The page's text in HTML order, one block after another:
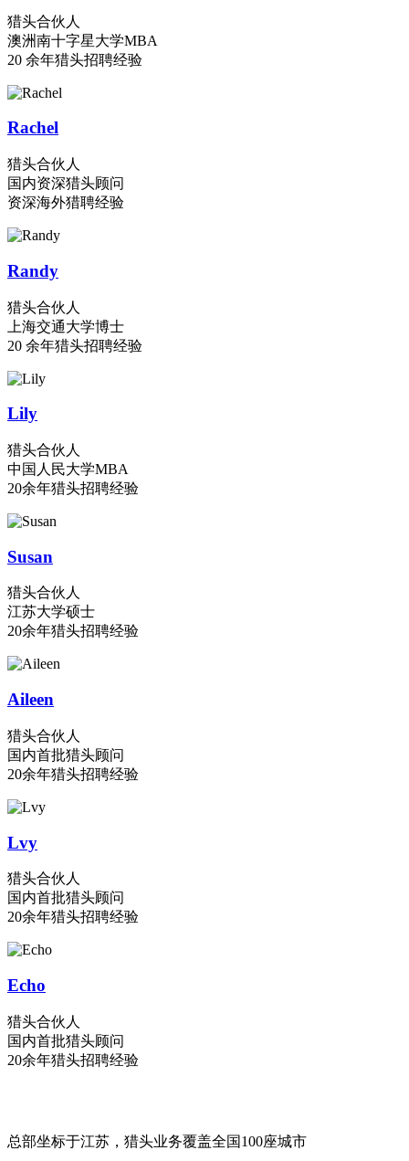
猎头合伙人
澳洲南十字星大学MBA
20 余年猎头招聘经验
Rachel
猎头合伙人
国内资深猎头顾问
资深海外猎聘经验
Randy
猎头合伙人
上海交通大学博士
20 余年猎头招聘经验
Lily
猎头合伙人
中国人民大学MBA
20余年猎头招聘经验
Susan
猎头合伙人
江苏大学硕士
20余年猎头招聘经验
Aileen
猎头合伙人
国内首批猎头顾问
20余年猎头招聘经验
Lvy
猎头合伙人
国内首批猎头顾问
20余年猎头招聘经验
Echo
猎头合伙人
国内首批猎头顾问
20余年猎头招聘经验
总部坐标于江苏，猎头业务覆盖全国100座城市